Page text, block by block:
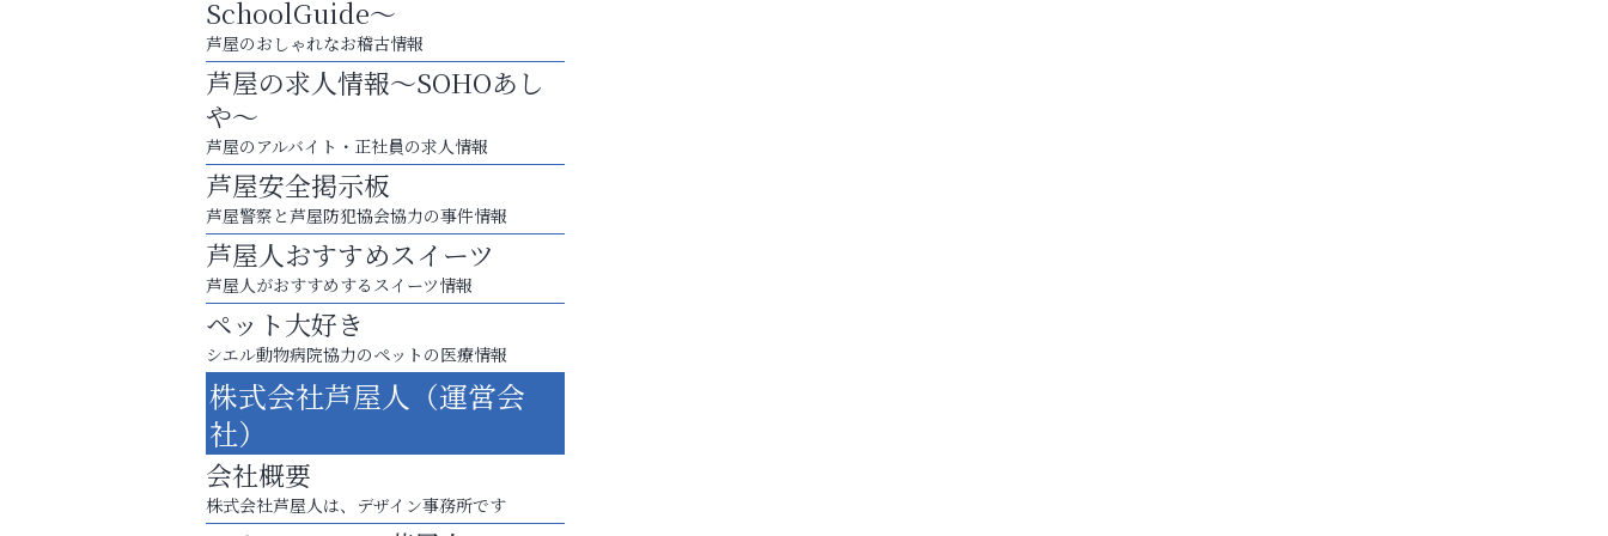
梅雨でカビが繁殖する前に！
エアコン掃除は“今”が最適
杉塾 芦屋校
SchoolGuide～
芦屋のおしゃれなお稽古情報
芦屋の求人情報～SOHOあし
や～
芦屋のアルバイト・正社員の求人情報
芦屋安全掲示板
芦屋警察と芦屋防犯協会協力の事件情報
芦屋人おすすめスイーツ
芦屋人がおすすめするスイーツ情報
ペット大好き
シエル動物病院協力のペットの医療情報
株式会社芦屋人（運営会
社）
会社概要
株式会社芦屋人は、デザイン事務所です